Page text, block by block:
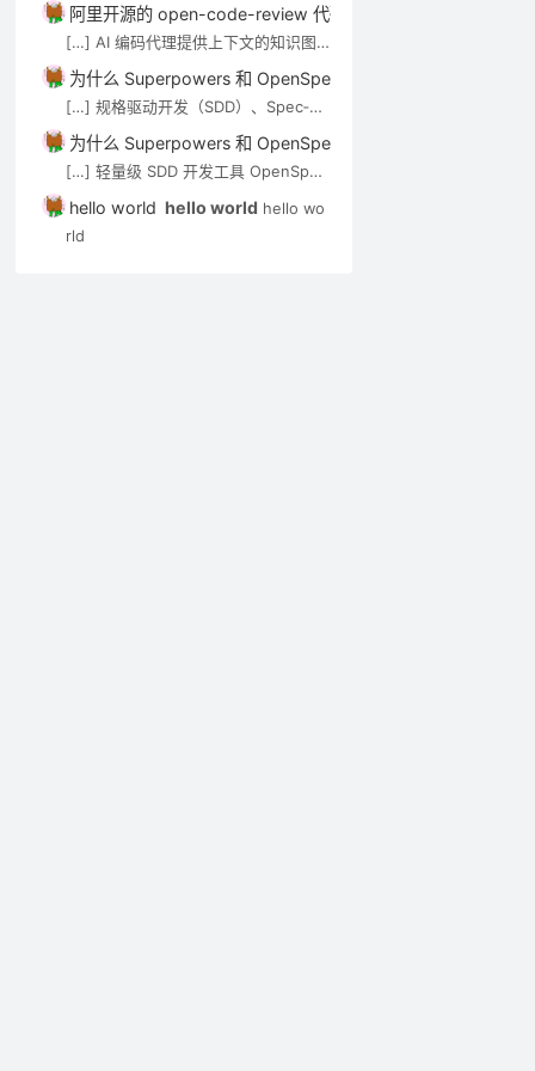
技术介绍。审查 Agent（如 open-co
de-review）可通过 MCP […]
阿里开源的 open-code-review 代码审查工具介绍－AI技术－志
[…] AI 编码代理提供上下文的知识图
谱/语义搜索类工具，见 AI 代码知识图
谱与上下文工具。审查 Agent（如 op
为什么 Superpowers 和 OpenSpec 都强调”先想后做”？－AI技
[…] 规格驱动开发（SDD）、Spec‑Kit
与 OpenSpec 在 Cursor 中的应用实
践 […]
为什么 Superpowers 和 OpenSpec 都强调”先想后做”？－AI技
[…] 轻量级 SDD 开发工具 OpenSpec
实用入门指南 […]
hello world hello world hello wo
rld